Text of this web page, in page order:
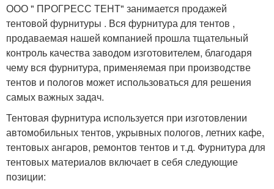
ООО " ПРОГРЕСС ТЕНТ" занимается продажей
тентовой фурнитуры . Вся фурнитура для тентов ,
продаваемая нашей компанией прошла тщательный
контроль качества заводом изготовителем, благодаря
чему вся фурнитура, применяемая при производстве
тентов и пологов может использоваться для решения
самых важных задач.
Тентовая фурнитура используется при изготовлении
автомобильных тентов, укрывных пологов, летних кафе,
тентовых ангаров, ремонтов тентов и т.д. Фурнитура для
тентовых материалов включает в себя следующие
позиции: